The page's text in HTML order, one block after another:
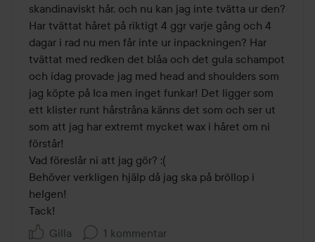
skandinaviskt hår, och nu kan jag inte tvätta ur den?
Har tvättat håret på riktigt 4 ggr varje gång och 4
dagar i rad nu men får inte ur inpackningen? Har
tvättat med redken det blåa och det gula schampot
och idag provade jag med head and shoulders som
jag köpte på Ica men inget funkar! Det ligger som
ett klister runt hårstråna känns det som och ser ut
som att jag har extremt mycket wax i håret om ni
förstår!
Vad föreslår ni att jag gör? :(
Behöver verkligen hjälp då jag ska på bröllop i
helgen!
Gilla
1 kommentar